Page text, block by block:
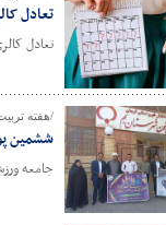
تعادل
تعادل
/هفته
ششمین
جامعه